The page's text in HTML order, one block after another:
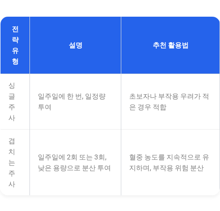
전
략
유
형
설명 추천 활용법
싱
글
주
사
일주일에 한 번, 일정량
투여
초보자나 부작용 우려가 적
은 경우 적합
겹
치
는
주
사
일주일에 2회 또는 3회,
낮은 용량으로 분산 투여
혈중 농도를 지속적으로 유
지하며, 부작용 위험 분산